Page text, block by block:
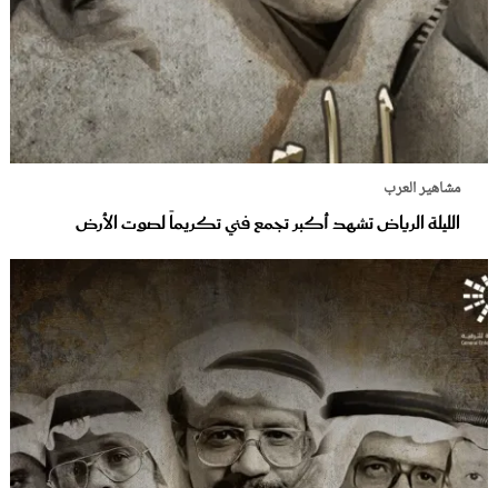
مشاهير العرب
الليلة الرياض تشهد أكبر تجمع فني تكريماً لصوت الأرض